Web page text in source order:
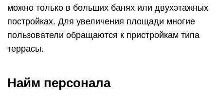
можно только в больших банях или двухэтажных
постройках. Для увеличения площади многие
пользователи обращаются к пристройкам типа
террасы.
Найм персонала